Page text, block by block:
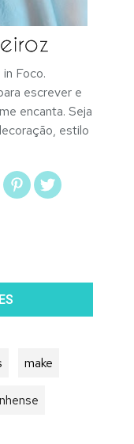
Foco.
escrever e
encanta. Seja
estilo
make